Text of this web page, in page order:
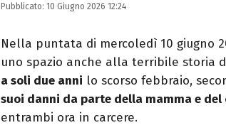
Pubblicato: 10 Giugno 2026 12:24
Nella puntata di mercoledì 10 giugno
uno spazio anche alla terribile storia
a soli due anni lo scorso febbraio,
suoi danni da parte della mamma e del
entrambi ora in carcere.